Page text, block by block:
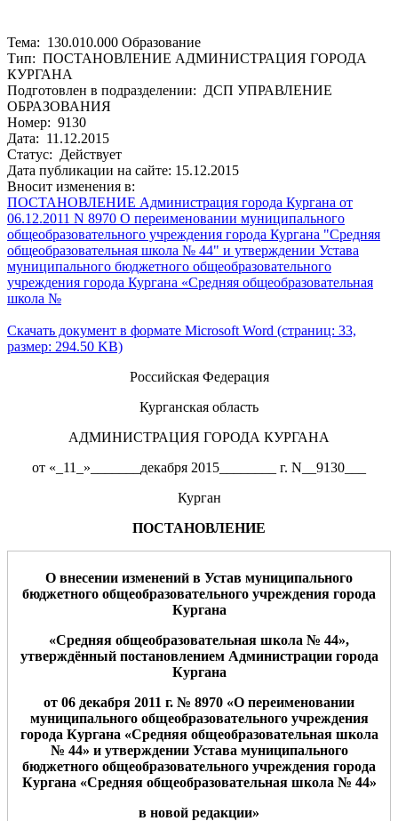
Тема: 130.010.000 Образование
Тип: ПОСТАНОВЛЕНИЕ АДМИНИСТРАЦИЯ ГОРОДА
КУРГАНА
Подготовлен в подразделении: ДСП УПРАВЛЕНИЕ
ОБРАЗОВАНИЯ
Номер: 9130
Дата: 11.12.2015
Статус: Действует
Дата публикации на сайте: 15.12.2015
Вносит изменения в:
ПОСТАНОВЛЕНИЕ Администрация города Кургана от
06.12.2011 N 8970 О переименовании муниципального
общеобразовательного учреждения города Кургана "Средняя
общеобразовательная школа № 44" и утверждении Устава
муниципального бюджетного общеобразовательного
учреждения города Кургана «Средняя общеобразовательная
школа №
Скачать документ в формате Microsoft Word (страниц: 33,
размер: 294.50 KB)
Российская Федерация
Курганская область
АДМИНИСТРАЦИЯ ГОРОДА КУРГАНА
от «_11_»_______декабря 2015________ г. N__9130___
Курган
ПОСТАНОВЛЕНИЕ
О внесении изменений в Устав муниципального
бюджетного общеобразовательного учреждения города
Кургана
«Средняя общеобразовательная школа № 44»,
утверждённый постановлением Администрации города
Кургана
от 06 декабря 2011 г. № 8970 «О переименовании
муниципального общеобразовательного учреждения
города Кургана «Средняя общеобразовательная школа
№ 44» и утверждении Устава муниципального
бюджетного общеобразовательного учреждения города
Кургана «Средняя общеобразовательная школа № 44»
в новой редакции»